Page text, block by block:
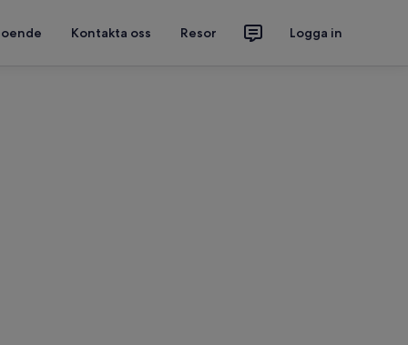
Kontakta oss Resor Logga in